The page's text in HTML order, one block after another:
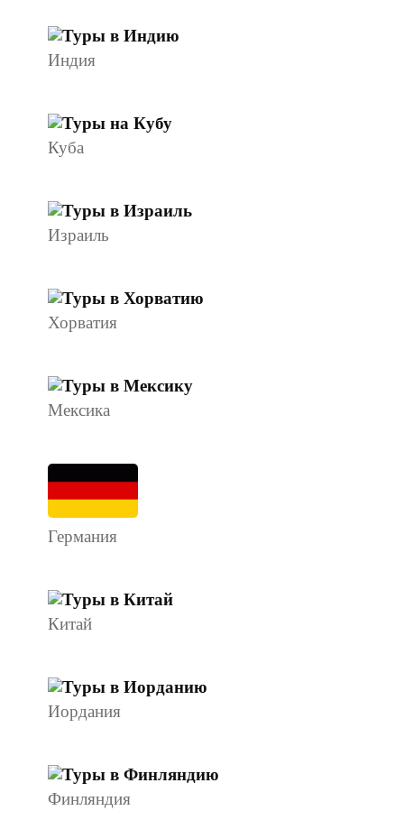
Индия
Куба
Израиль
Хорватия
Мексика
Германия
Китай
Иордания
Финляндия